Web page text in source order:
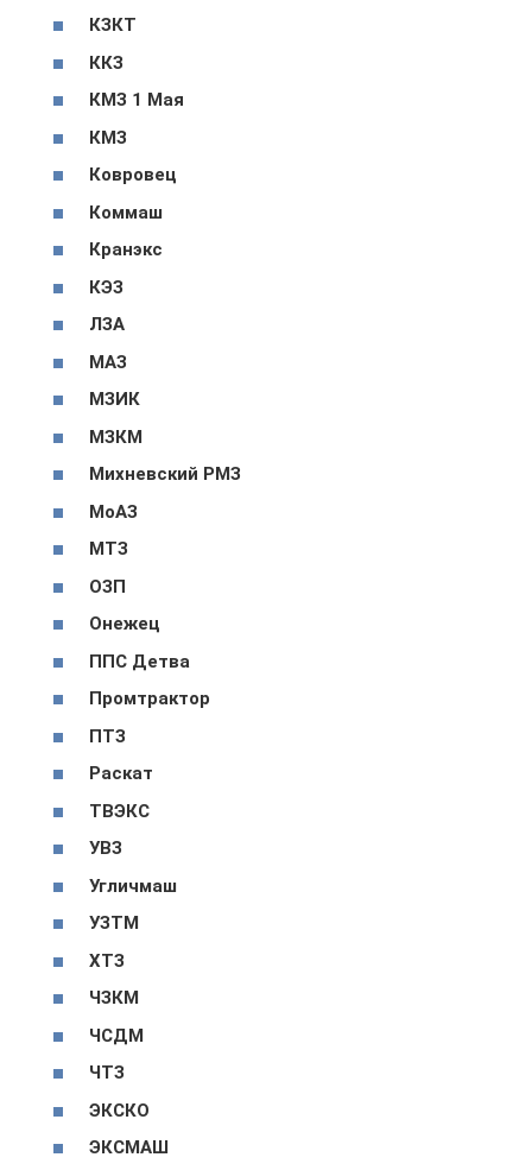
КЗКТ
ККЗ
КМЗ 1 Мая
КМЗ
Ковровец
Коммаш
Кранэкс
КЭЗ
ЛЗА
МАЗ
МЗИК
МЗКМ
Михневский РМЗ
МоАЗ
МТЗ
ОЗП
Онежец
ППС Детва
Промтрактор
ПТЗ
Раскат
ТВЭКС
УВЗ
Угличмаш
УЗТМ
ХТЗ
ЧЗКМ
ЧСДМ
ЧТЗ
ЭКСКО
ЭКСМАШ